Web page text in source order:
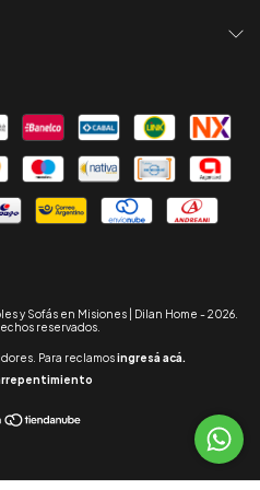
y Sofás en Misiones | Dilan Home - 2026.
reservados.
Para reclamosingresá acá.